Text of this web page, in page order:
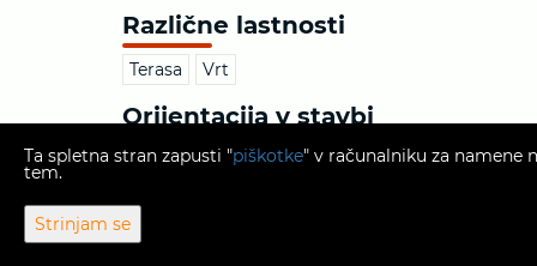
Različne lastnosti
Terasa Vrt
Orijentacija v stavbi
Vzhod
Ta spletna stran zapusti "piškotke" v računalniku za namene
tem.
Strinjam se